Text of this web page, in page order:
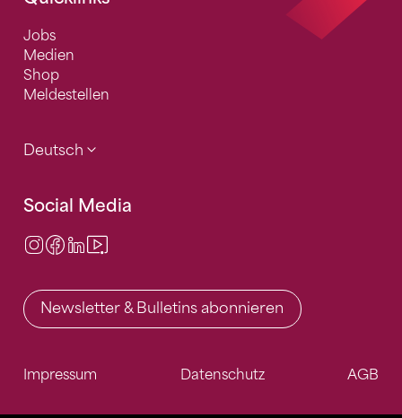
Jobs
Medien
Shop
Meldestellen
Deutsch
Social Media
Instagram
Facebook
LinkedIn
Newsletter & Bulletins abonnieren
Impressum Datenschutz AGB